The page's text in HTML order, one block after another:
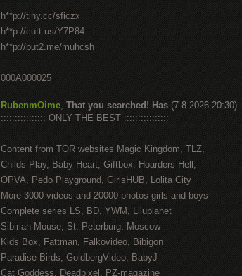
h**p://tiny.cc/sficzx
h**p://cutt.us/Y7P84
h**p://put2.me/muhcsh
----------
000A000025
RubenmOime, That you searched! Has (7.8.2026 20:30)
:::::::::::::::: ONLY THE BEST ::::::::::::::::
Content from TOR websites Magic Kingdom, TLZ,
Childs Play, Baby Heart, Giftbox, Hoarders Hell,
OPVA, Pedo Playground, GirlsHUB, Lolita City
More 3000 videos and 20000 photos girls and boys
Complete series LS, BD, YWM, Liluplanet
Sibirian Mouse, St. Peterburg, Moscow
Kids Box, Fattman, Falkovideo, Bibigon
Paradise Birds, GoldbergVideo, BabyJ
Cat Goddess, Deadpixel, PZ-magazine